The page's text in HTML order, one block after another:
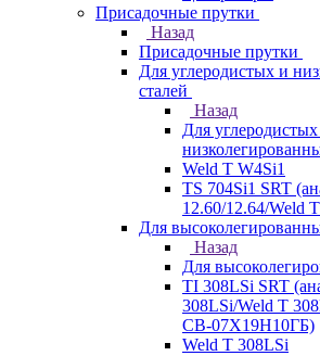
Присадочные прутки
Назад
Присадочные прутки
Для углеродистых и
сталей
Назад
Для
Weld T W4Si1
TS 704Si1 SRT
12.60/12.64/Weld
Для
Назад
Для
TI 308LSi SRT
308LSi/Weld T
СВ-07Х19Н10ГБ)
Weld T 308LSi